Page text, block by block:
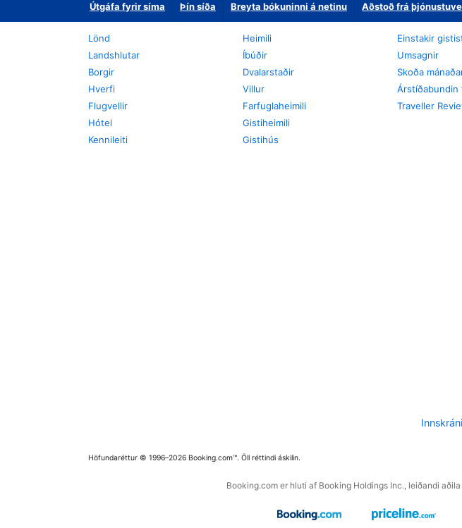
Útgáfa fyrir síma Þín síða Breyta bókuninni á netinu Aðstoð frá
Lönd
Landshlutar
Borgir
Hverfi
Flugvellir
Hótel
Kennileiti
Heimili
Íbúðir
Dvalarstaðir
Villur
Farfuglaheimili
Gistiheimili
Gistihús
Einstakir
Umsagnir
Skoða
Traveller
Höfundaréttur © 1996–2026 Booking.com™. Öll réttindi áskilin.
Booking.com er hluti af Booking Holdings Inc., leiðandi